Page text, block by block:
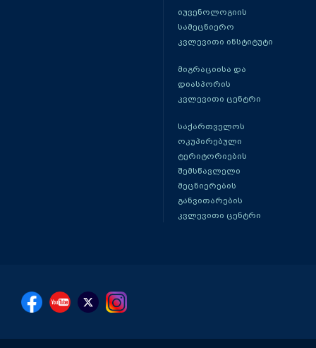
იუვენოლოგიის
სამეცნიერო
კვლევითი ინსტიტუტი
მიგრაციისა და
დიასპორის
კვლევითი ცენტრი
საქართველოს
ოკუპირებული
ტერიტორიების
შემსწავლელი
მეცნიერების
განვითარების
კვლევითი ცენტრი